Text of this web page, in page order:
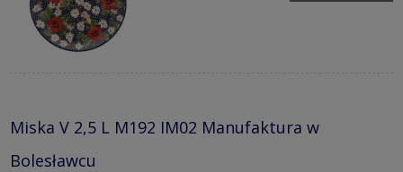
Miska V 2,5 L M192 IM02 Manufaktura w
Bolesławcu